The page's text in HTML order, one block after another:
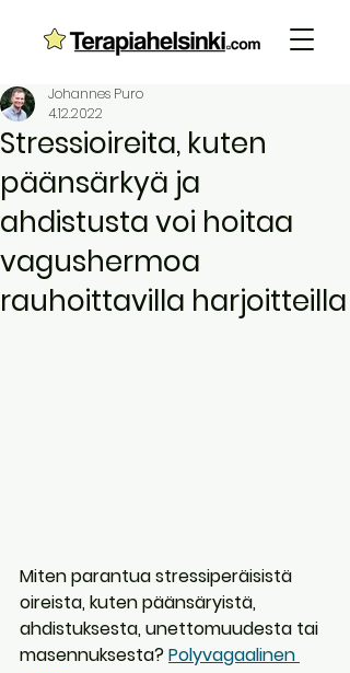
Stressioireita, kuten
päänsärkyä ja
ahdistusta voi hoitaa
vagushermoa
rauhoittavilla harjoitteilla
Johannes Puro
4.12.2022
Miten parantua stressiperäisistä
oireista, kuten päänsäryistä,
ahdistuksesta, unettomuudesta tai
masennuksesta? Polyvagaalinen